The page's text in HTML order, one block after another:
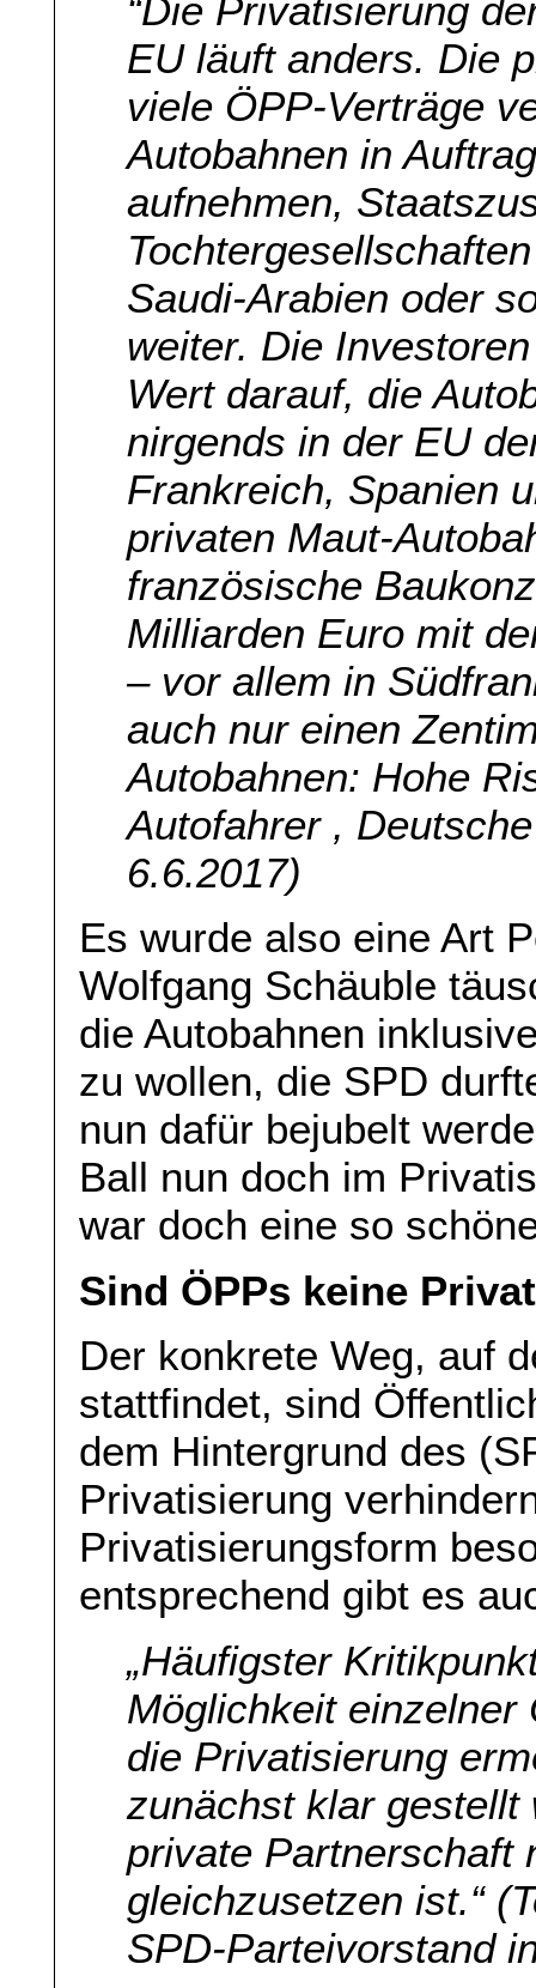
“Die Privatisierung
EU läuft anders. Die
viele ÖPP-Verträge
Autobahnen in
aufnehmen,
Saudi-Arabien oder
weiter. Die
Wert darauf, die
nirgends in der EU
Frankreich, Spanien
privaten Maut-
französische
Milliarden Euro mit
– vor allem in
auch nur einen
Autobahnen: Hohe
Autofahrer ,
6.6.2017)
Es wurde also eine Art
Wolfgang Schäuble
die Autobahnen
zu wollen, die SPD
nun dafür bejubelt
Ball nun doch im
war doch eine so
Sind ÖPPs keine
Der konkrete Weg, auf
stattfindet, sind
dem Hintergrund des
Privatisierung
Privatisierungsform
entsprechend gibt es
„Häufigster
Möglichkeit einzelner
die Privatisierung
zunächst klar
private Partnerschaft
gleichzusetzen ist.“
SPD-Parteivorstand